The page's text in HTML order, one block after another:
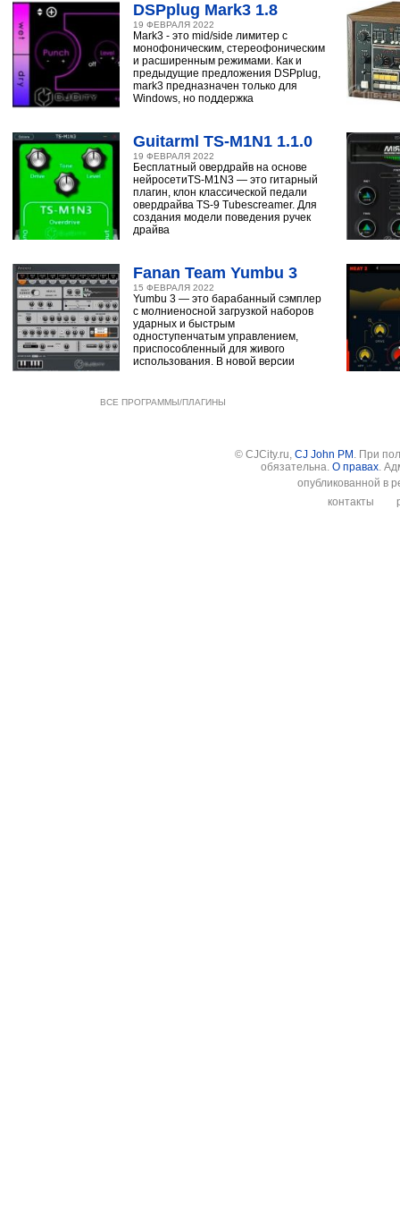
DSPplug Mark3 1.8
19 ФЕВРАЛЯ 2022
Mark3 - это mid/side лимитер с
монофоническим, стереофоническим
и расширенным режимами. Как и
предыдущие предложения DSPplug,
mark3 предназначен только для
Windows, но поддержка
Guitarml TS-M1N1 1.1.0
19 ФЕВРАЛЯ 2022
Бесплатный овердрайв на основе
нейросетиTS-M1N3 — это гитарный
плагин, клон классической педали
овердрайва TS-9 Tubescreamer. Для
создания модели поведения ручек
драйва
Fanan Team Yumbu 3
15 ФЕВРАЛЯ 2022
Yumbu 3 — это барабанный сэмплер
с молниеносной загрузкой наборов
ударных и быстрым
одноступенчатым управлением,
приспособленный для живого
использования. В новой версии
ВСЕ ПРОГРАММЫ/ПЛАГИНЫ
© CJCity.ru, CJ John PM . При
обязательна. О правах.
опубликованной в
контакты